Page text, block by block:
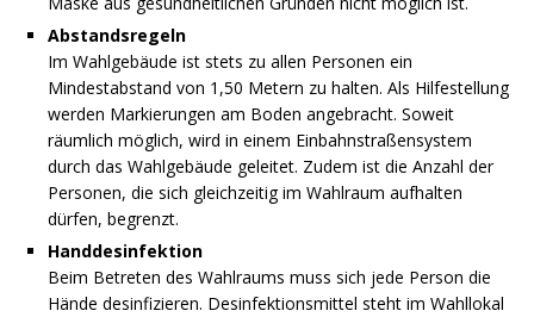
Abstandsregeln
Im Wahlgebäude ist stets zu allen Personen ein
Mindestabstand von 1,50 Metern zu halten. Als Hilfestellung
werden Markierungen am Boden angebracht. Soweit
räumlich möglich, wird in einem Einbahnstraßensystem
durch das Wahlgebäude geleitet. Zudem ist die Anzahl der
Personen, die sich gleichzeitig im Wahlraum aufhalten
dürfen, begrenzt.
Handdesinfektion
Beim Betreten des Wahlraums muss sich jede Person die
Hände desinfizieren. Desinfektionsmittel steht im Wahllokal